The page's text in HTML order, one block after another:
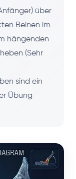
über
Beinen im
hängenden
(Sehr
sind ein
Übung